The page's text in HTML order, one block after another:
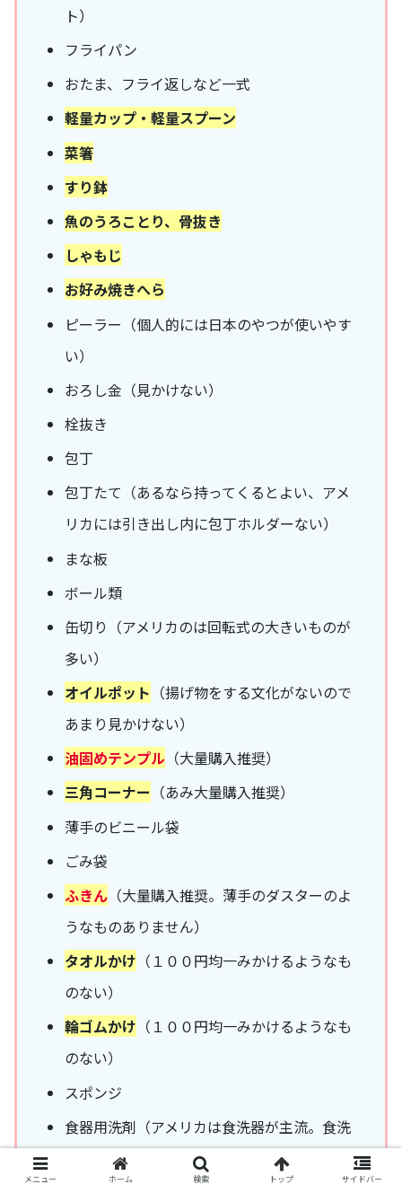
ト）
フライパン
おたま、フライ返しなど一式
軽量カップ・軽量スプーン
菜箸
すり鉢
魚のうろことり、骨抜き
しゃもじ
お好み焼きへら
ピーラー（個人的には日本のやつが使いやす
い）
おろし金（見かけない）
栓抜き
包丁
包丁たて（あるなら持ってくるとよい、アメ
リカには引き出し内に包丁ホルダーない）
まな板
ボール類
缶切り（アメリカのは回転式の大きいものが
多い）
オイルポット （揚げ物をする文化がないので
あまり見かけない）
油固めテンプル （大量購入推奨）
三角コーナー （あみ大量購入推奨）
薄手のビニール袋
ごみ袋
ふきん （大量購入推奨。薄手のダスターのよ
うなものありません）
タオルかけ （１００円均一みかけるようなも
のない）
輪ゴムかけ （１００円均一みかけるようなも
のない）
スポンジ
食器用洗剤（アメリカは食洗器が主流。食洗
器の洗剤は現地購入がよい）
メニュー ホーム 検索 トップ サイドバー